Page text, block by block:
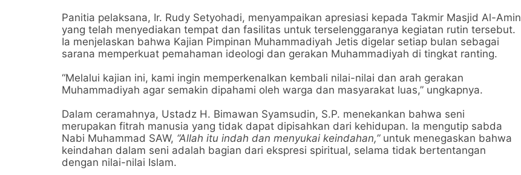
Panitia pelaksana, Ir. Rudy Setyohadi, menyampaikan apresiasi kepada Takmir Masjid Al-Amin
yang telah menyediakan tempat dan fasilitas untuk terselenggaranya kegiatan rutin tersebut.
Ia menjelaskan bahwa Kajian Pimpinan Muhammadiyah Jetis digelar setiap bulan sebagai
sarana memperkuat pemahaman ideologi dan gerakan Muhammadiyah di tingkat ranting.
“Melalui kajian ini, kami ingin memperkenalkan kembali nilai-nilai dan arah gerakan
Muhammadiyah agar semakin dipahami oleh warga dan masyarakat luas,” ungkapnya.
Dalam ceramahnya, Ustadz H. Bimawan Syamsudin, S.P. menekankan bahwa seni
merupakan fitrah manusia yang tidak dapat dipisahkan dari kehidupan. Ia mengutip sabda
Nabi Muhammad SAW, “Allah itu indah dan menyukai keindahan,”untuk menegaskan bahwa
keindahan dalam seni adalah bagian dari ekspresi spiritual, selama tidak bertentangan
dengan nilai-nilai Islam.